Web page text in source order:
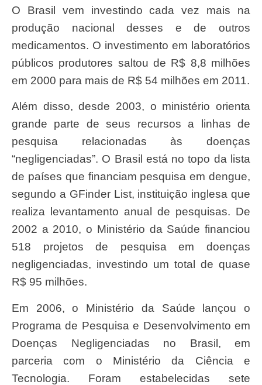
O Brasil vem investindo cada vez mais na
produção nacional desses e de outros
medicamentos. O investimento em laboratórios
públicos produtores saltou de R$ 8,8 milhões
em 2000 para mais de R$ 54 milhões em 2011.
Além disso, desde 2003, o ministério orienta
grande parte de seus recursos a linhas de
pesquisa relacionadas às doenças
“negligenciadas”. O Brasil está no topo da lista
de países que financiam pesquisa em dengue,
segundo a GFinder List, instituição inglesa que
realiza levantamento anual de pesquisas. De
2002 a 2010, o Ministério da Saúde financiou
518 projetos de pesquisa em doenças
negligenciadas, investindo um total de quase
R$ 95 milhões.
Em 2006, o Ministério da Saúde lançou o
Programa de Pesquisa e Desenvolvimento em
Doenças Negligenciadas no Brasil, em
parceria com o Ministério da Ciência e
Tecnologia. Foram estabelecidas sete